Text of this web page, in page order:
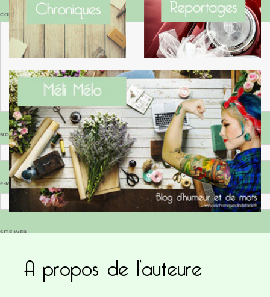
COMMENTAIRE*
NOM*
E-MAIL*
SITE WEB
A propos de l’auteure